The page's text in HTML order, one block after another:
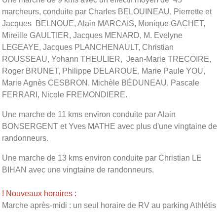
marcheurs, conduite par Charles BELOUINEAU, Pierrette et
Jacques BELNOUE, Alain MARCAIS, Monique GACHET,
Mireille GAULTIER, Jacques MENARD, M. Evelyne
LEGEAYE, Jacques PLANCHENAULT, Christian
ROUSSEAU, Yohann THEULIER, Jean-Marie TRECOIRE,
Roger BRUNET, Philippe DELAROUE, Marie Paule YOU,
Marie Agnès CESBRON, Michèle BÉDUNEAU, Pascale
FERRARI, Nicole FREMONDIERE.
Une marche de 11 kms environ conduite par Alain
BONSERGENT et Yves MATHE avec plus d'une vingtaine de
randonneurs.
Une marche de 13 kms environ conduite par Christian LE
BIHAN avec une vingtaine de randonneurs.
! Nouveaux horaires :
Marche après-midi : un seul horaire de RV au parking Athlétis